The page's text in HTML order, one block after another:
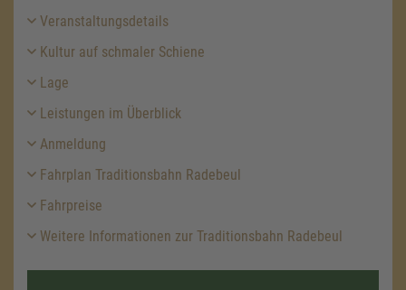
Veranstaltungsdetails
Kultur auf schmaler Schiene
Lage
Leistungen im Überblick
Anmeldung
Fahrplan Traditionsbahn Radebeul
Fahrpreise
Weitere Informationen zur Traditionsbahn Radebeul